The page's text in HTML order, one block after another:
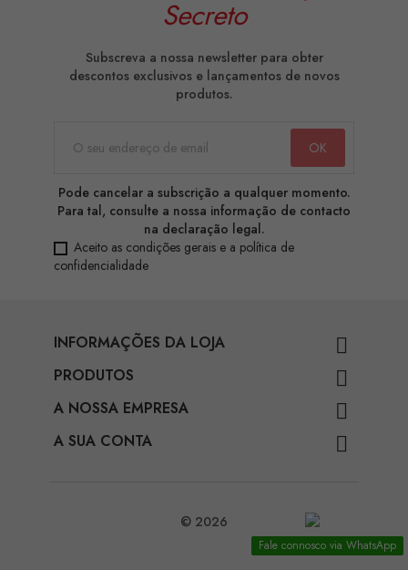
Secreto
Subscreva a nossa newsletter para obter
descontos exclusivos e lançamentos de novos
produtos.
Pode cancelar a subscrição a qualquer momento.
Para tal, consulte a nossa informação de contacto
na declaração legal.
Aceito as condições gerais e a política de
confidencialidade
INFORMAÇÕES DA LOJA 
PRODUTOS 
A NOSSA EMPRESA 
A SUA CONTA 
Fale connosco via WhatsApp
© 2026